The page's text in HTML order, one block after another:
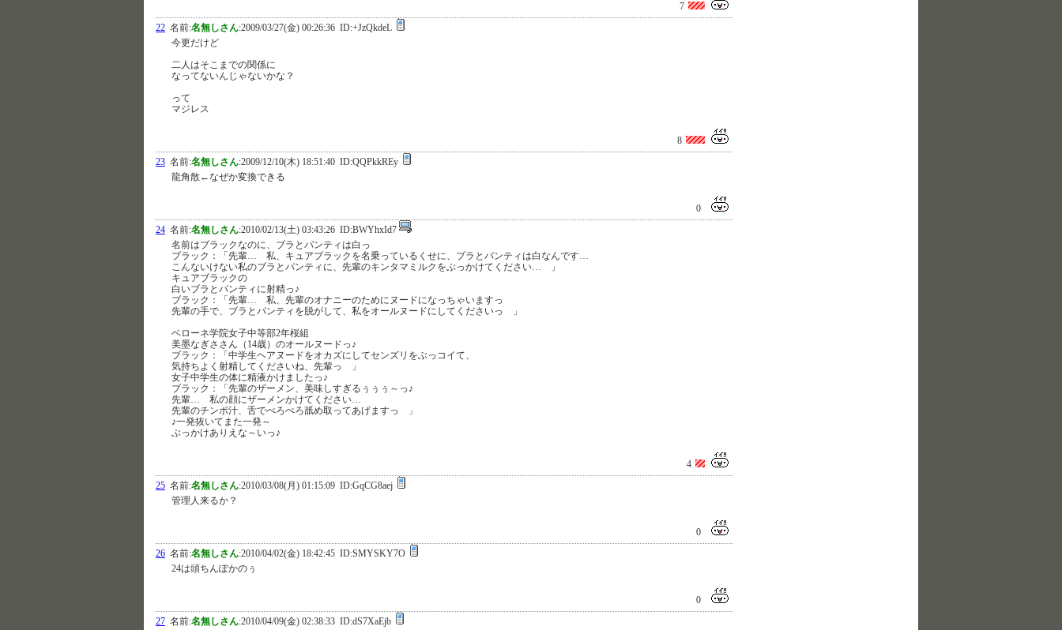
7
22 名前:名無しさん:2009/03/27(金) 00:26:36 ID:+JzQkdeL
今更だけど
二人はそこまでの関係に
なってないんじゃないかな？
って
マジレス
8
23 名前:名無しさん:2009/12/10(木) 18:51:40 ID:QQPkkREy
龍角散←なぜか変換できる
0
24 名前:名無しさん:2010/02/13(土) 03:43:26 ID:BWYhxId7
名前はブラックなのに、ブラとパンティは白っ
ブラック：「先輩… 私、キュアブラックを名乗っているくせに、ブラとパンティは白なんです…
こんないけない私のブラとパンティに、先輩のキンタマミルクをぶっかけてください… 」
キュアブラックの
白いブラとパンティに射精っ♪
ブラック：「先輩… 私、先輩のオナニーのためにヌードになっちゃいますっ
先輩の手で、ブラとパンティを脱がして、私をオールヌードにしてくださいっ 」
ベローネ学院女子中等部2年桜組
美墨なぎささん（14歳）のオールヌードっ♪
ブラック：「中学生ヘアヌードをオカズにしてセンズリをぶっコイて、
気持ちよく射精してくださいね、先輩っ 」
女子中学生の体に精液かけましたっ♪
ブラック：「先輩のザーメン、美味しすぎるぅぅぅ～っ♪
先輩… 私の顔にザーメンかけてください…
先輩のチンポ汁、舌でぺろぺろ舐め取ってあげますっ 」
♪一発抜いてまた一発～
ぶっかけありえな～いっ♪
4
25 名前:名無しさん:2010/03/08(月) 01:15:09 ID:GqCG8aej
管理人来るか？
0
26 名前:名無しさん:2010/04/02(金) 18:42:45 ID:SMYSKY7O
24は頭ちんぽかのぅ
0
27 名前:名無しさん:2010/04/09(金) 02:38:33 ID:dS7XaEjb